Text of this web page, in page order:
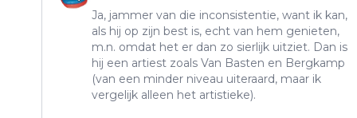
Ja, jammer van die inconsistentie, want ik kan,
als hij op zijn best is, echt van hem genieten,
m.n. omdat het er dan zo sierlijk uitziet. Dan is
hij een artiest zoals Van Basten en Bergkamp
(van een minder niveau uiteraard, maar ik
vergelijk alleen het artistieke).